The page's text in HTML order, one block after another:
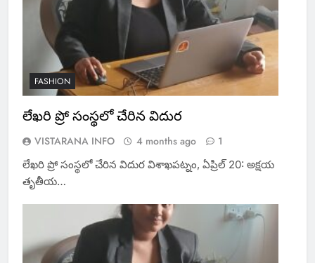
FASHION
లేఖరి ప్రో సంస్థలో చేరిన విదుర
VISTARANA INFO 4 months ago 1
లేఖరి ప్రో సంస్థలో చేరిన విదుర విశాఖపట్నం, ఏప్రిల్ 20: అక్షయ
తృతీయ…